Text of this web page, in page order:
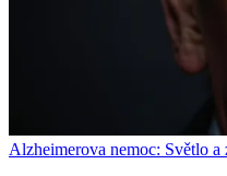
Alzheimerova nemoc: Světlo